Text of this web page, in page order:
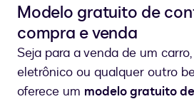
Modelo gratuito de
compra e venda
Seja para a venda de um
eletrônico ou qualquer outro
oferece um modelo gratuito